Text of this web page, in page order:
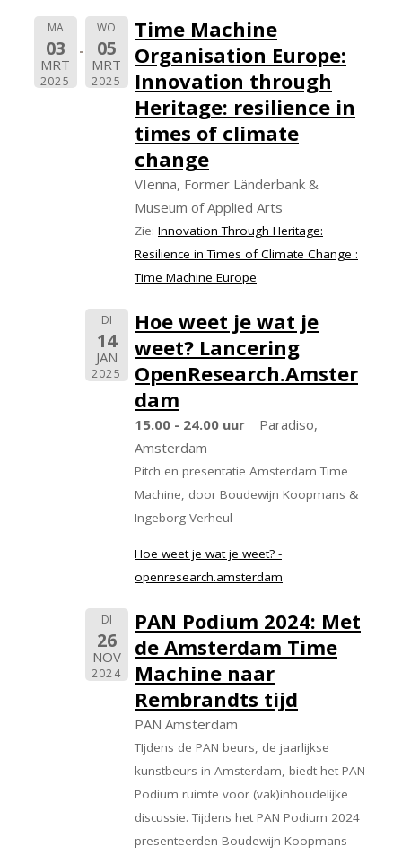
MA
03
MRT
2025
WO
05
MRT
2025
Time Machine
Organisation Europe:
Innovation through
Heritage: resilience in
times of climate
change
VIenna, Former Länderbank &
Museum of Applied Arts
Zie: Innovation Through Heritage:
Resilience in Times of Climate Change :
Time Machine Europe
DI
14
JAN
2025
Hoe weet je wat je
weet? Lancering
OpenResearch.Amster
dam
15.00 - 24.00 uur
Paradiso,
Amsterdam
Pitch en presentatie Amsterdam Time
Machine, door Boudewijn Koopmans &
Ingeborg Verheul
Hoe weet je wat je weet? -
openresearch.amsterdam
DI
26
NOV
2024
PAN Podium 2024: Met
de Amsterdam Time
Machine naar
Rembrandts tijd
PAN Amsterdam
TIjdens de PAN beurs, de jaarlijkse
kunstbeurs in Amsterdam, biedt het PAN
Podium ruimte voor (vak)inhoudelijke
discussie. Tijdens het PAN Podium 2024
presenteerden Boudewijn Koopmans